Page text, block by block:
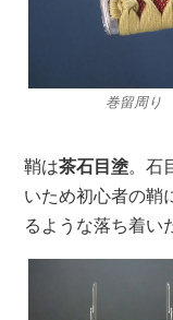
巻留周り
鞘は茶石目塗。石
いため初心者の鞘
るような落ち着い